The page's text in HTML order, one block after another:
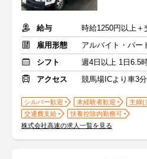
給与
時給1250円以上
雇用形態
アルバイト・パー
シフト
週4日以上 1日6.5
アクセス
競馬場ICより車3分
シルバー歓迎 未経験者歓迎
主婦(
交通費支給
扶養控除内勤務可
株式会社高速の求人一覧を見る